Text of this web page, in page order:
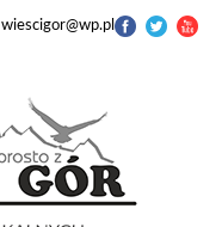
wiescigor@wp.pl